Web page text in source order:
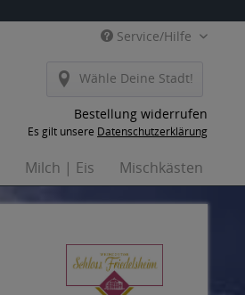
Service/Hilfe
Wähle Deine Stadt!
Bestellung widerrufen
Es gilt unsere Datenschutzerklärung
Milch | Eis Mischkästen